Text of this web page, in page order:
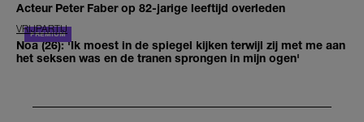
Acteur Peter Faber op 82-jarige leeftijd overleden
VRIJPARTIJ
Noa (26): 'Ik moest in de spiegel kijken terwijl zij met me aan
het seksen was en de tranen sprongen in mijn ogen'